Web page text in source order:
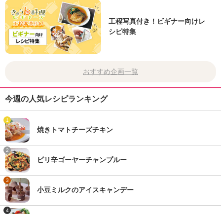
工程写真付き！ビギナー向けレ
シピ特集
おすすめ企画一覧
今週の人気レシピランキング
1
焼きトマトチーズチキン
2
ピリ辛ゴーヤーチャンプルー
3
小豆ミルクのアイスキャンデー
4